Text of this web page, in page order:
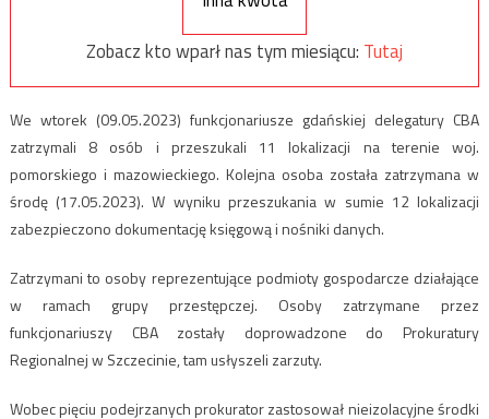
Zobacz kto wparł nas tym miesiącu: Tutaj
We wtorek (09.05.2023) funkcjonariusze gdańskiej delegatury CBA
zatrzymali 8 osób i przeszukali 11 lokalizacji na terenie woj.
pomorskiego i mazowieckiego. Kolejna osoba została zatrzymana w
środę (17.05.2023). W wyniku przeszukania w sumie 12 lokalizacji
zabezpieczono dokumentację księgową i nośniki danych.
Zatrzymani to osoby reprezentujące podmioty gospodarcze działające
w ramach grupy przestępczej. Osoby zatrzymane przez
funkcjonariuszy CBA zostały doprowadzone do Prokuratury
Regionalnej w Szczecinie, tam usłyszeli zarzuty.
Wobec pięciu podejrzanych prokurator zastosował nieizolacyjne środki